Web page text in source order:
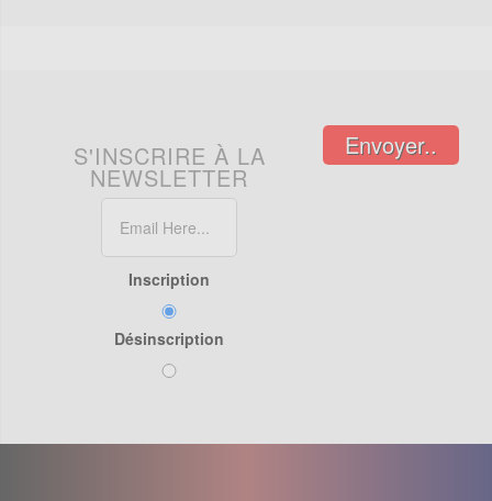
S'INSCRIRE À LA
NEWSLETTER
Inscription
Désinscription
Envoyer..